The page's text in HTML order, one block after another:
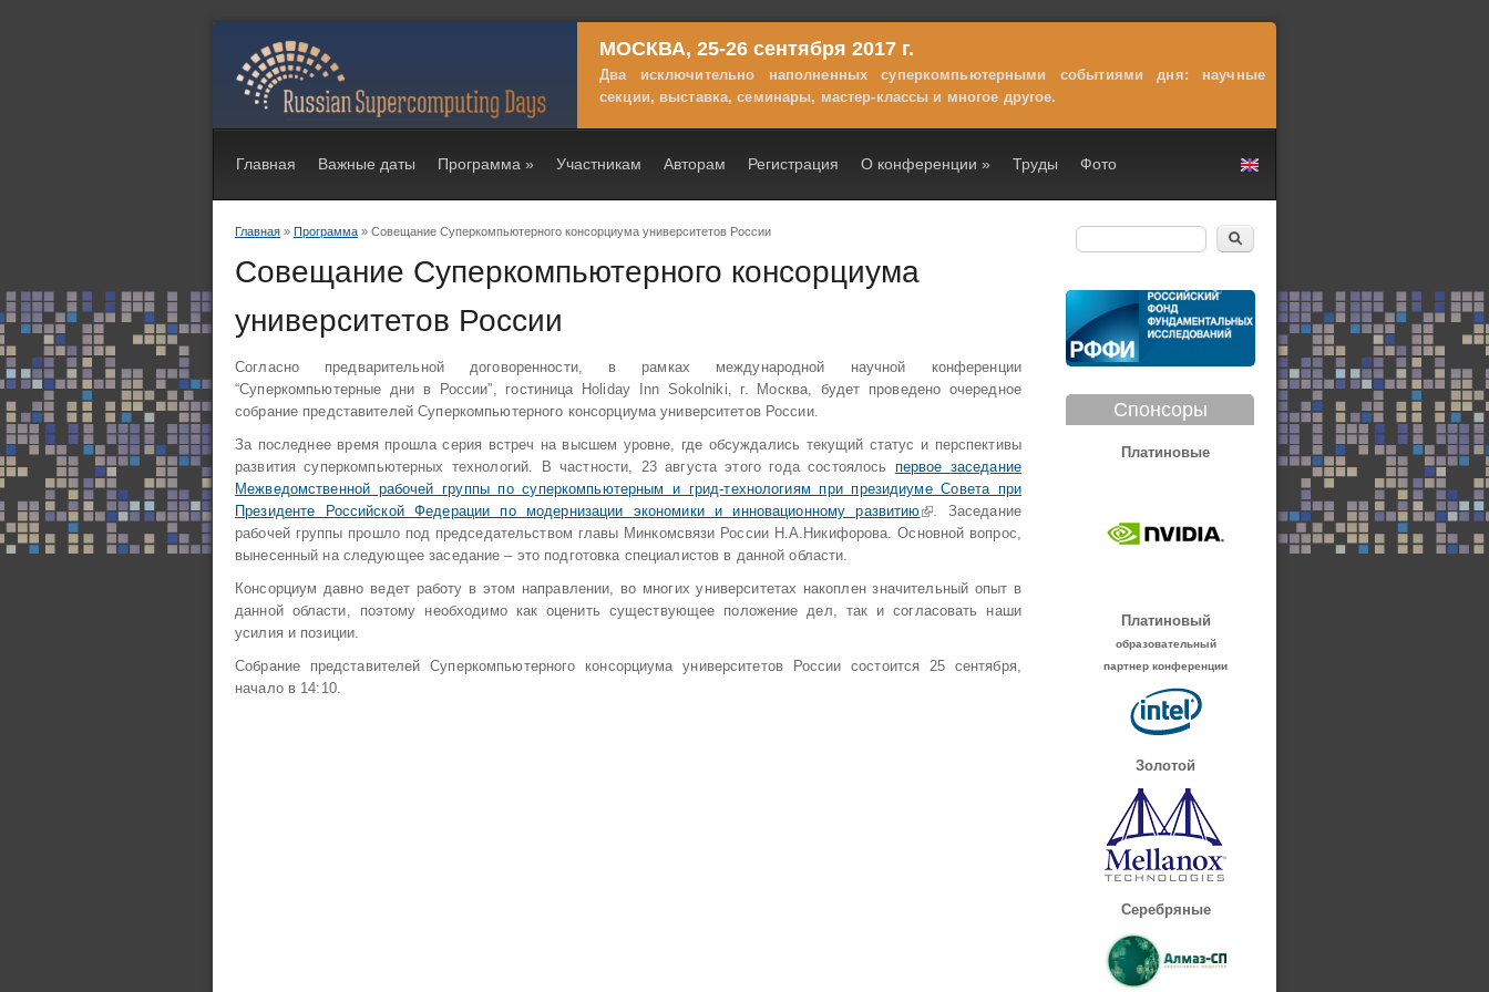
МОСКВА, 25-26 сентября 2017 г.
Два исключительно наполненных суперкомпьютерными событиями дня: научные
секции, выставка, семинары, мастер-классы и многое другое.
Главная Важные даты Программа » Участникам Авторам Регистрация О конференции » Труды Фото
Главная » Программа » Совещание Суперкомпьютерного консорциума университетов России
Совещание Суперкомпьютерного консорциума
университетов России
Согласно предварительной договоренности, в рамках международной научной конференции
“Суперкомпьютерные дни в России”, гостиница Holiday Inn Sokolniki, г. Москва, будет проведено очередное
собрание представителей Суперкомпьютерного консорциума университетов России.
За последнее время прошла серия встреч на высшем уровне, где обсуждались текущий статус и перспективы
развития суперкомпьютерных технологий. В частности, 23 августа этого года состоялось первое заседание
Межведомственной рабочей группы по суперкомпьютерным и грид-технологиям при президиуме Совета при
Президенте Российской Федерации по модернизации экономики и инновационному развитию(внешняя ссылка)
. Заседание
рабочей группы прошло под председательством главы Минкомсвязи России Н.А.Никифорова. Основной вопрос,
вынесенный на следующее заседание – это подготовка специалистов в данной области.
Консорциум давно ведет работу в этом направлении, во многих университетах накоплен значительный опыт в
данной области, поэтому необходимо как оценить существующее положение дел, так и согласовать наши
усилия и позиции.
Собрание представителей Суперкомпьютерного консорциума университетов России состоится 25 сентября,
начало в 14:10.
Форма поиска
Поиск
Спонсоры
Платиновые
Платиновый
образовательный
партнер конференции
Золотой
Серебряные